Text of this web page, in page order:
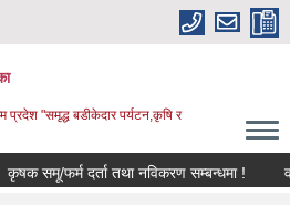
प्रदेश "समृद्ध बडीकेदार पर्यटन,कृषि र
कृषक समू/फर्म दर्ता तथा नविकरण सम्बन्धमा !